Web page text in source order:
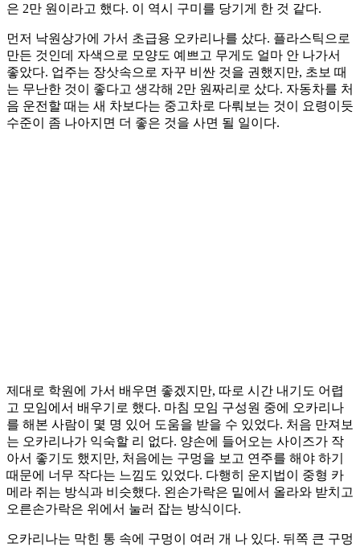
은 2만 원이라고 했다. 이 역시 구미를 당기게 한 것 같다.
먼저 낙원상가에 가서 초급용 오카리나를 샀다. 플라스틱으로
만든 것인데 자색으로 모양도 예쁘고 무게도 얼마 안 나가서
좋았다. 업주는 장삿속으로 자꾸 비싼 것을 권했지만, 초보 때
는 무난한 것이 좋다고 생각해 2만 원짜리로 샀다. 자동차를 처
음 운전할 때는 새 차보다는 중고차로 다뤄보는 것이 요령이듯
수준이 좀 나아지면 더 좋은 것을 사면 될 일이다.
제대로 학원에 가서 배우면 좋겠지만, 따로 시간 내기도 어렵
고 모임에서 배우기로 했다. 마침 모임 구성원 중에 오카리나
를 해본 사람이 몇 명 있어 도움을 받을 수 있었다. 처음 만져보
는 오카리나가 익숙할 리 없다. 양손에 들어오는 사이즈가 작
아서 좋기도 했지만, 처음에는 구멍을 보고 연주를 해야 하기
때문에 너무 작다는 느낌도 있었다. 다행히 운지법이 중형 카
메라 쥐는 방식과 비슷했다. 왼손가락은 밑에서 올라와 받치고
오른손가락은 위에서 눌러 잡는 방식이다.
오카리나는 막힌 통 속에 구멍이 여러 개 나 있다. 뒤쪽 큰 구멍